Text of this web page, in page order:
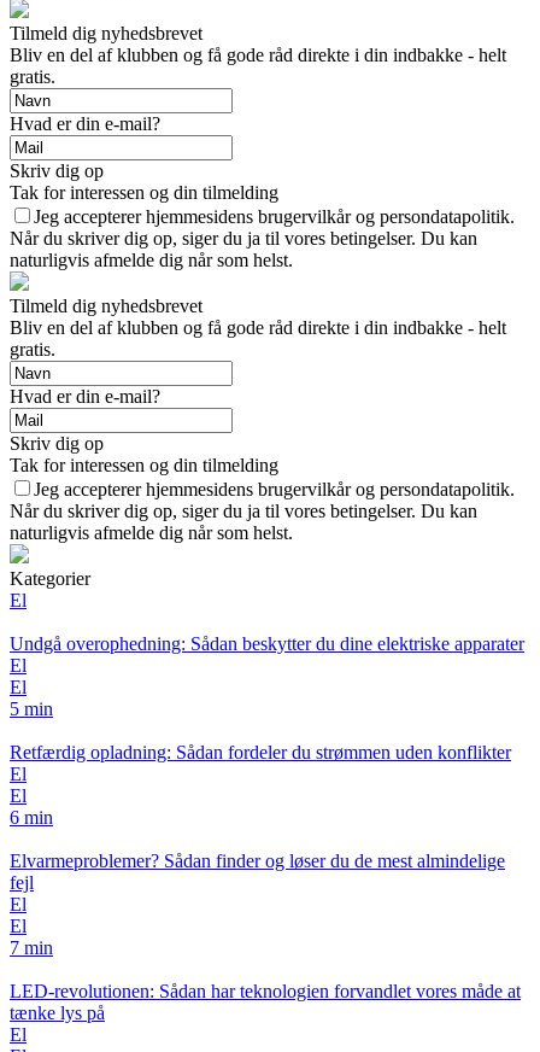
Tilmeld dig nyhedsbrevet
Bliv en del af klubben og få gode råd direkte i din indbakke - helt
gratis.
Hvad er din e-mail?
Skriv dig op
Tak for interessen og din tilmelding
Jeg accepterer hjemmesidens brugervilkår og persondatapolitik.
Når du skriver dig op, siger du ja til vores betingelser. Du kan
naturligvis afmelde dig når som helst.
Tilmeld dig nyhedsbrevet
Bliv en del af klubben og få gode råd direkte i din indbakke - helt
gratis.
Hvad er din e-mail?
Skriv dig op
Tak for interessen og din tilmelding
Jeg accepterer hjemmesidens brugervilkår og persondatapolitik.
Når du skriver dig op, siger du ja til vores betingelser. Du kan
naturligvis afmelde dig når som helst.
Kategorier
El
Undgå overophedning: Sådan beskytter du dine elektriske apparater
El
El
5 min
Retfærdig opladning: Sådan fordeler du strømmen uden konflikter
El
El
6 min
Elvarmeproblemer? Sådan finder og løser du de mest almindelige
fejl
El
El
7 min
LED-revolutionen: Sådan har teknologien forvandlet vores måde at
tænke lys på
El